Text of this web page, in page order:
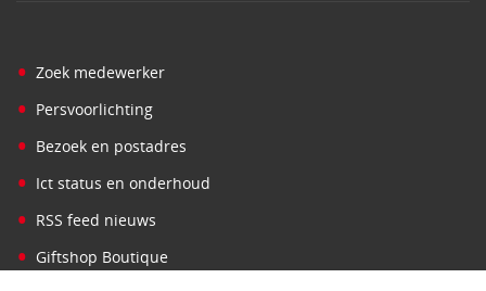
• Zoek medewerker
• Persvoorlichting
• Bezoek en postadres
• Ict status en onderhoud
• RSS feed nieuws
• Giftshop Boutique